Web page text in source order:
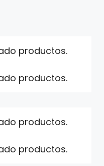
productos.
productos.
productos.
productos.